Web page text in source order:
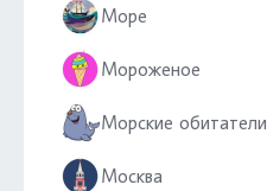
Море
Мороженое
Морские обитатели
Москва